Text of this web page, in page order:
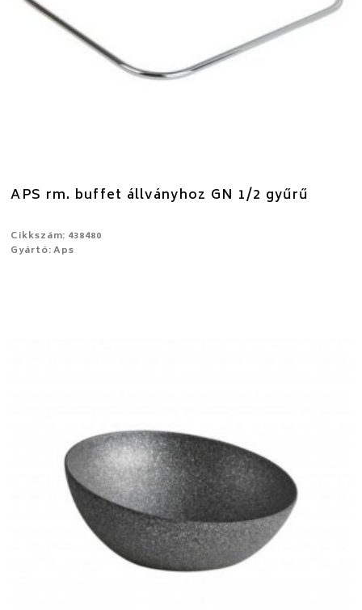
APS rm. buffet állványhoz GN 1/2 gyűrű
Cikkszám: 438480
Gyártó: Aps